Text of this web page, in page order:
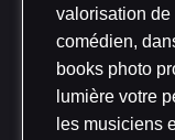
valorisation de
comédien,
books photo
lumière votre
les musiciens